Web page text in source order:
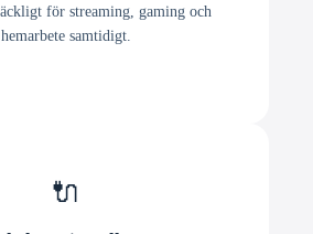
för streaming, gaming och
hemarbete samtidigt.
🔌